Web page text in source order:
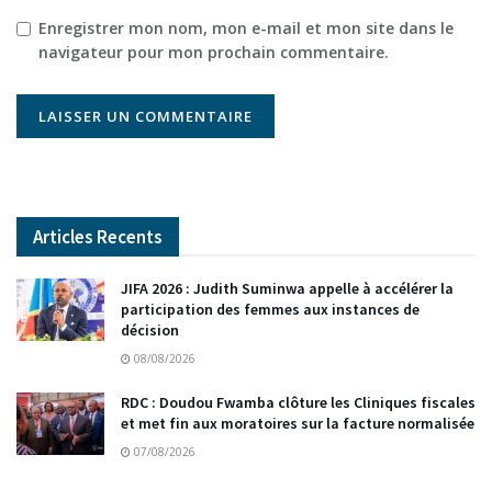
Enregistrer mon nom, mon e-mail et mon site dans le
navigateur pour mon prochain commentaire.
Articles Recents
JIFA 2026 : Judith Suminwa appelle à accélérer la
participation des femmes aux instances de
décision
08/08/2026
RDC : Doudou Fwamba clôture les Cliniques fiscales
et met fin aux moratoires sur la facture normalisée
07/08/2026